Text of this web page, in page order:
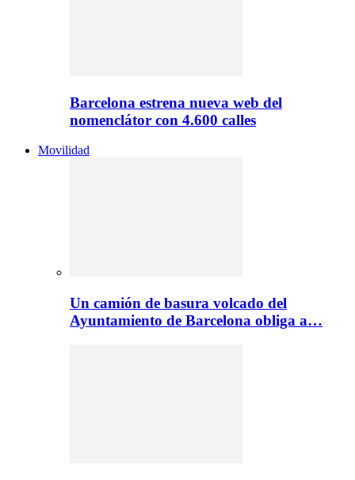
Barcelona estrena nueva web del
nomenclátor con 4.600 calles
Movilidad
Un camión de basura volcado del
Ayuntamiento de Barcelona obliga a…